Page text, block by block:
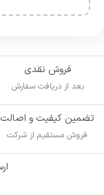
فروش نقدی
بعد از دریافت سفارش
تضمین کیفیت و اصالت
فروش مستقیم از شرکت